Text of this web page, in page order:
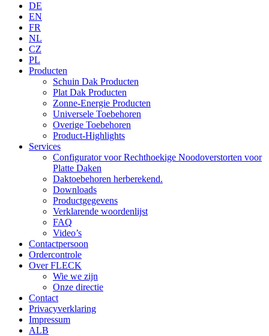
DE
EN
FR
NL
CZ
PL
Producten
Schuin Dak Producten
Plat Dak Producten
Zonne-Energie Producten
Universele Toebehoren
Overige Toebehoren
Product-Highlights
Services
Configurator voor Rechthoekige Noodoverstorten voor
Platte Daken
Daktoebehoren herberekend.
Downloads
Productgegevens
Verklarende woordenlijst
FAQ
Video’s
Contactpersoon
Ordercontrole
Over FLECK
Wie we zijn
Onze directie
Contact
Privacyverklaring
Impressum
ALB